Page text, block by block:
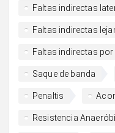
Faltas indirectas
Faltas indirectas
Faltas indirectas por
Saque de banda
Penaltis
Resistencia